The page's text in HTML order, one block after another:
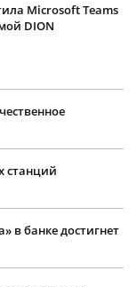
Microsoft Teams
DION
станций
в банке достигнет